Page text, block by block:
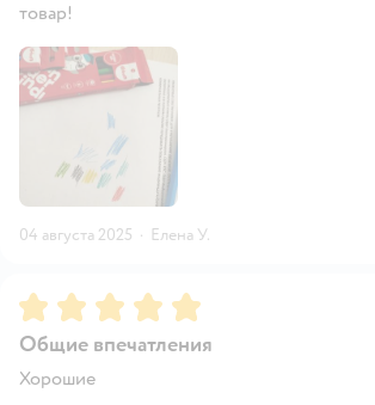
товар!
04 августа 2025 · Елена У.
Рейтинг:5
Общие впечатления
Хорошие